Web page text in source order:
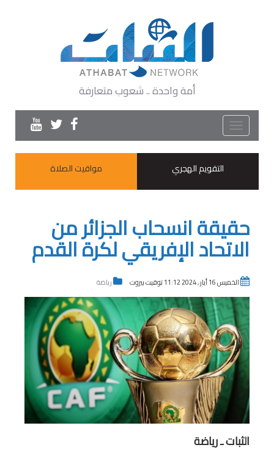
أمة واحدة .. شعوب متعارفة
Toggle
navigation
التقويم الهجري
مواقيت الصلاة
حقيقة انسحاب الجزائر من
الاتحاد الإفريقي لكرة القدم
الخميس 16 أيار , 2024 11:12 توقيت بيروت رياضة
الثبات ـ رياضة